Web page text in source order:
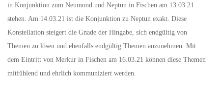
in Konjunktion zum Neumond und Neptun in Fischen am 13.03.21
stehen. Am 14.03.21 ist die Konjunktion zu Neptun exakt. Diese
Konstellation steigert die Gnade der Hingabe, sich endgültig von
Themen zu lösen und ebenfalls endgültig Themen anzunehmen. Mit
dem Eintritt von Merkur in Fischen am 16.03.21 können diese Themen
mitfühlend und ehrlich kommuniziert werden.